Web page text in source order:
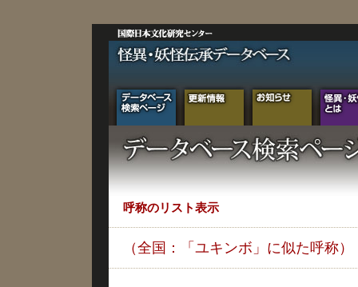
呼称のリスト表示
（全国：「ユキンボ」に似た呼称）